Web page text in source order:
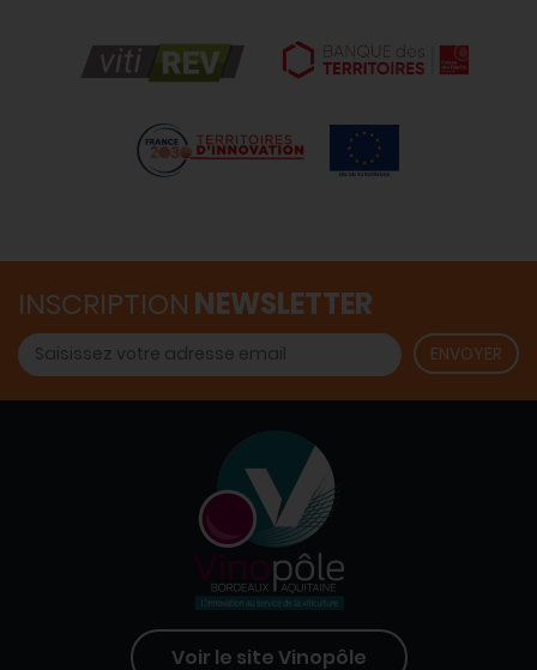
INSCRIPTION NEWSLETTER
Voir le site Vinopôle